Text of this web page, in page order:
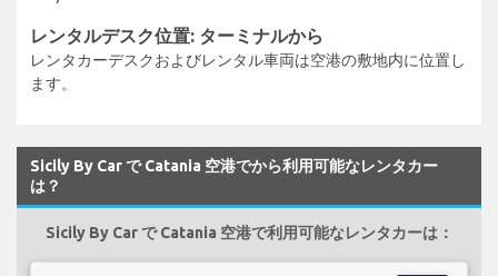
レンタルデスク位置: ターミナルから
レンタカーデスクおよびレンタル車両は空港の敷地内に位置し
ます。
Sicily By Car で Catania 空港でから利用可能なレンタカー
は？
Sicily By Car で Catania 空港で利用可能なレンタカーは：